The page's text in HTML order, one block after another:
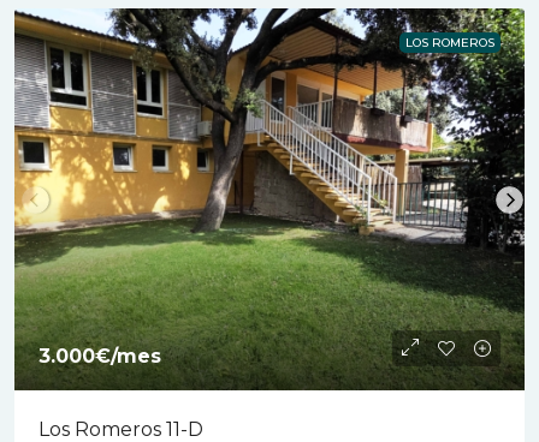
LOS ROMEROS
3.000€/mes
Los Romeros 11-D